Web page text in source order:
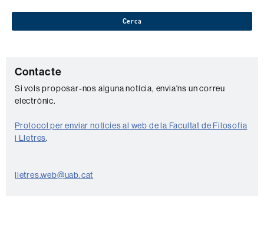
Cerca
C
o
n
t
a
t
Contacte
Si vols proposar-nos alguna notícia, envia'ns un correu
electrònic.
Protocol per enviar notícies al web de la Facultat de Filosofia
i Lletres.
lletres.web@uab.cat